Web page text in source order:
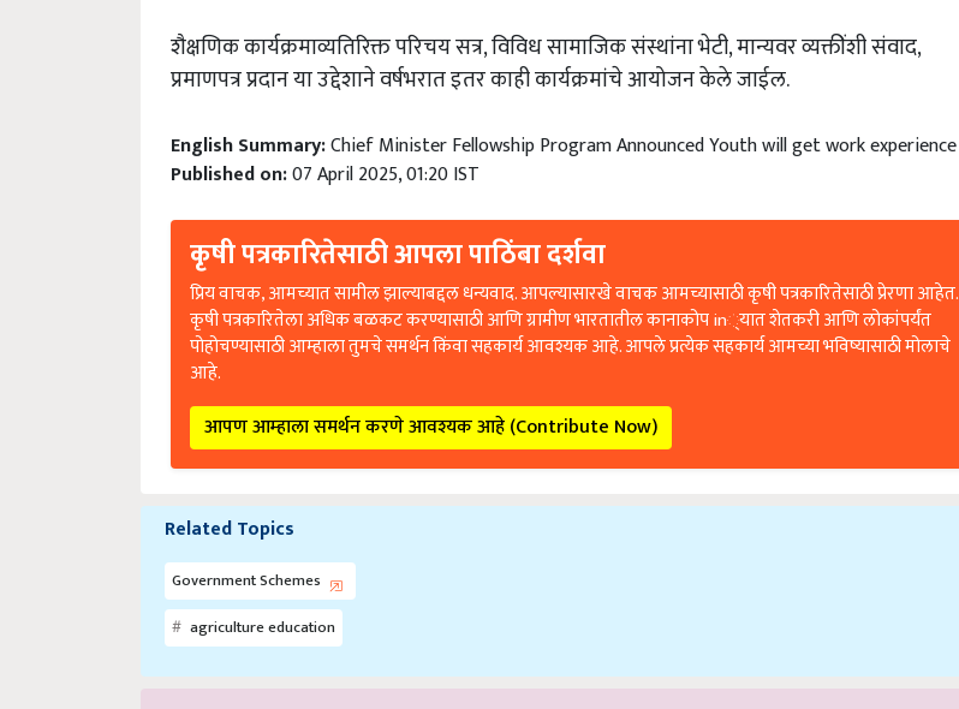
शैक्षणिककार्यक्रमाव्यतिरिक्तपरिचयसत्र,विविधसामाजिकसंस्थांनाभेटी,मान्यवरव्यक्तींशीसंवाद,
प्रमाणपत्रप्रदानयाउद्देशानेवर्षभरातइतरकाहीकार्यक्रमांचेआयोजनकेलेजाईल.
English Summary:Chief Minister Fellowship Program Announced Youth will get work experience
Published on:07 April 2025, 01:20 IST
कृषी पत्रकारितेसाठी आपला पाठिंबा दर्शवा
प्रिय वाचक, आमच्यात सामील झाल्याबद्दल धन्यवाद. आपल्यासारखे वाचक आमच्यासाठी कृषी पत्रकारितेसाठी प्रेरणा आहेत.
कृषी पत्रकारितेला अधिक बळकट करण्यासाठी आणि ग्रामीण भारतातील कानाकोप in्यात शेतकरी आणि लोकांपर्यंत
पोहोचण्यासाठी आम्हाला तुमचे समर्थन किंवा सहकार्य आवश्यक आहे. आपले प्रत्येक सहकार्य आमच्या भविष्यासाठी मोलाचे
आहे.
आपण आम्हाला समर्थन करणे आवश्यक आहे (Contribute Now)
Related Topics
Government Schemes
agriculture education